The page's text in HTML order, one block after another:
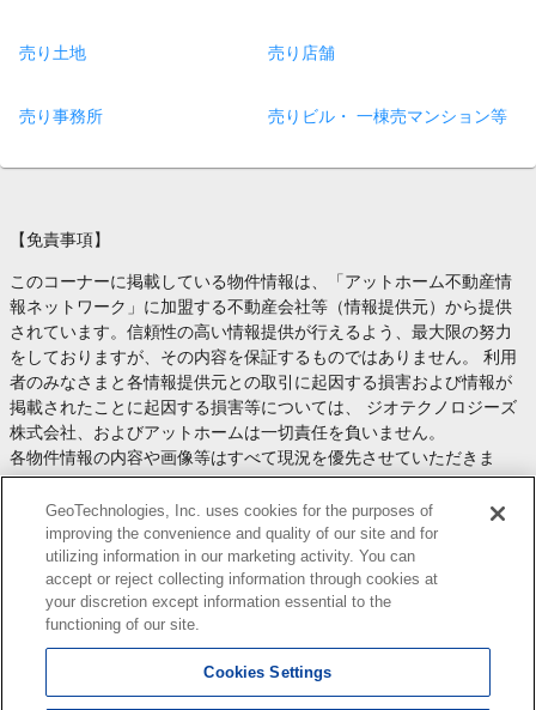
売り土地 売り店舗
売り事務所 売りビル・ 一棟売マンション等
【免責事項】
このコーナーに掲載している物件情報は、「アットホーム不動産情
報ネットワーク」に加盟する不動産会社等（情報提供元）から提供
されています。信頼性の高い情報提供が行えるよう、最大限の努力
をしておりますが、その内容を保証するものではありません。 利用
者のみなさまと各情報提供元との取引に起因する損害および情報が
掲載されたことに起因する損害等については、 ジオテクノロジーズ
株式会社、およびアットホームは一切責任を負いません。
各物件情報の内容や画像等はすべて現況を優先させていただきま
す。
お取引等（お取引の準備、資金調達等を含みます）の際には、内容
や契約条件等について、 各情報提供元より十分な説明を受け、ご自
身でご確認の上、判断してください。
このコーナーへの物件情報のご掲載、その他不動産業務ソリューシ
ョン等についての不動産会社様のお問合せはこちら
します。
GeoTechnologies, Inc. uses cookies for the purposes of
improving the convenience and quality of our site and for
utilizing information in our marketing activity. You can
accept or reject collecting information through cookies at
your discretion except information essential to the
functioning of our site.
Cookies Settings